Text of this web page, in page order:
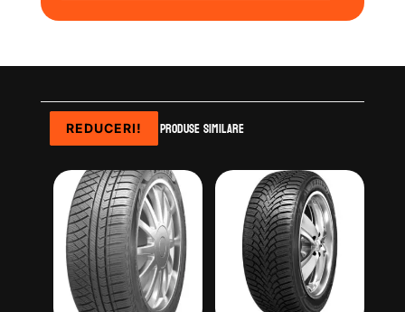
Produse similare
REDUCERI!
REDUCERI!
REDUCERI!
REDUCERI!